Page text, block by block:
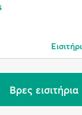
Βρες εισιτήρια